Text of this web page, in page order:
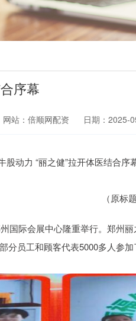
序幕
网站：倍顺网配资 日期：2025-
（原标
国际会展中心隆重举行。郑州
分员工和顾客代表5000多人参加